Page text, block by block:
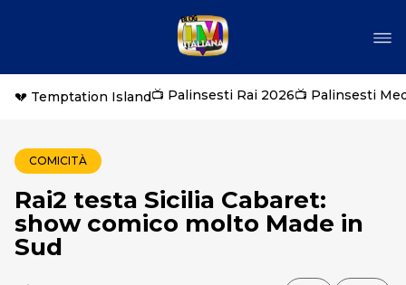
💔 Temptation Island📺 Palinsesti Rai 2026📺 Palinsesti
COMICITÀ
Rai2 testa Sicilia Cabaret:
show comico molto Made in
Sud